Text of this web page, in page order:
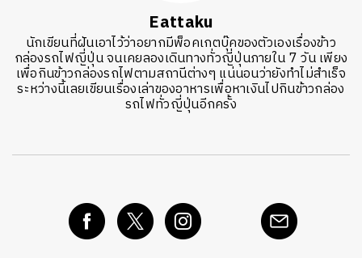
Eattaku
นักเขียนที่ฝันเอาไว้ว่าอยากมีพ็อคเกตบุ๊คของตัวเองเรื่องข้าว
กล่องรถไฟญี่ปุ่น จนเคยลองเดินทางทั่วญี่ปุ่นภายใน 7 วัน เพียง
เพื่อกินข้าวกล่องรถไฟตามสถานีต่างๆ แน่นอนว่ายังทำไม่สำเร็จ
ระหว่างนี้เลยเขียนเรื่องเล่าของอาหารเพื่อหาเงินไปกินข้าวกล่อง
รถไฟทั่วญี่ปุ่นอีกครั้ง